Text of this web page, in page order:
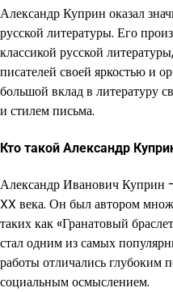
Александр Куприн оказал
русской литературы. Его
классикой русской
писателей своей яркостью и
большой вклад в литературу
и стилем письма.
Кто такой Александр
Александр Иванович Куприн
XX века. Он был автором
таких как «Гранатовый
стал одним из самых
работы отличались глубоким
социальным осмыслением.